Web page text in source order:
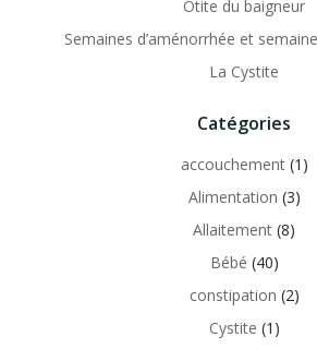
Otite du baigneur
Semaines d’aménorrhée et
La Cystite
Catégories
accouchement(1)
Alimentation (3)
Allaitement (8)
Bébé (40)
constipation (2)
Cystite (1)